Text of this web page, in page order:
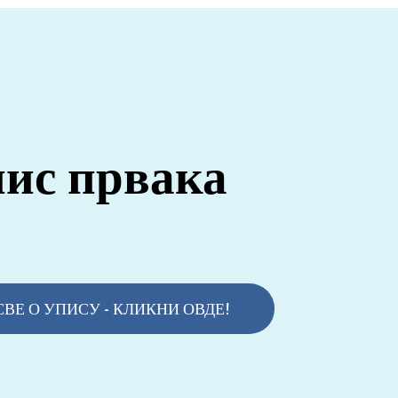
првака
О УПИСУ - КЛИКНИ ОВДЕ!